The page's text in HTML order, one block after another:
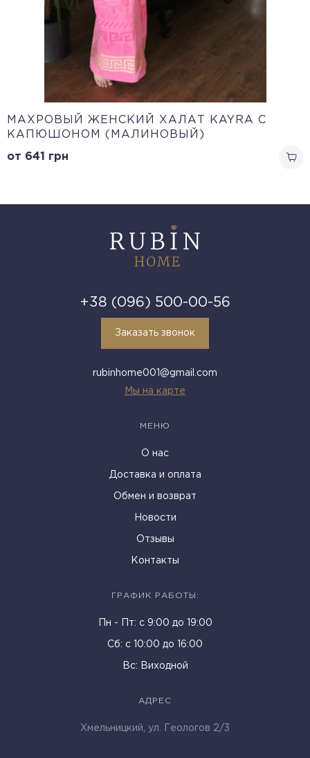
МАХРОВЫЙ ЖЕНСКИЙ ХАЛАТ KAYRA С
КАПЮШОНОМ (МАЛИНОВЫЙ)
от 641 грн
+38 (096) 500-00-56
Заказать звонок
rubinhome001@gmail.com
Мы на карте
МЕНЮ
О нас
Доставка и оплата
Обмен и возврат
Новости
Отзывы
Контакты
ГРАФИК РАБОТЫ:
Пн - Пт: c 9:00 до 19:00
Cб: с 10:00 до 16:00
Вс: Виходной
АДРЕС
Хмельницкий, ул. Геологов 2/3